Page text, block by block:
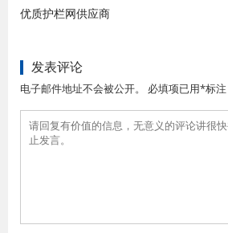
优质护栏网供应商
发表评论
电子邮件地址不会被公开。 必填项已用*标注